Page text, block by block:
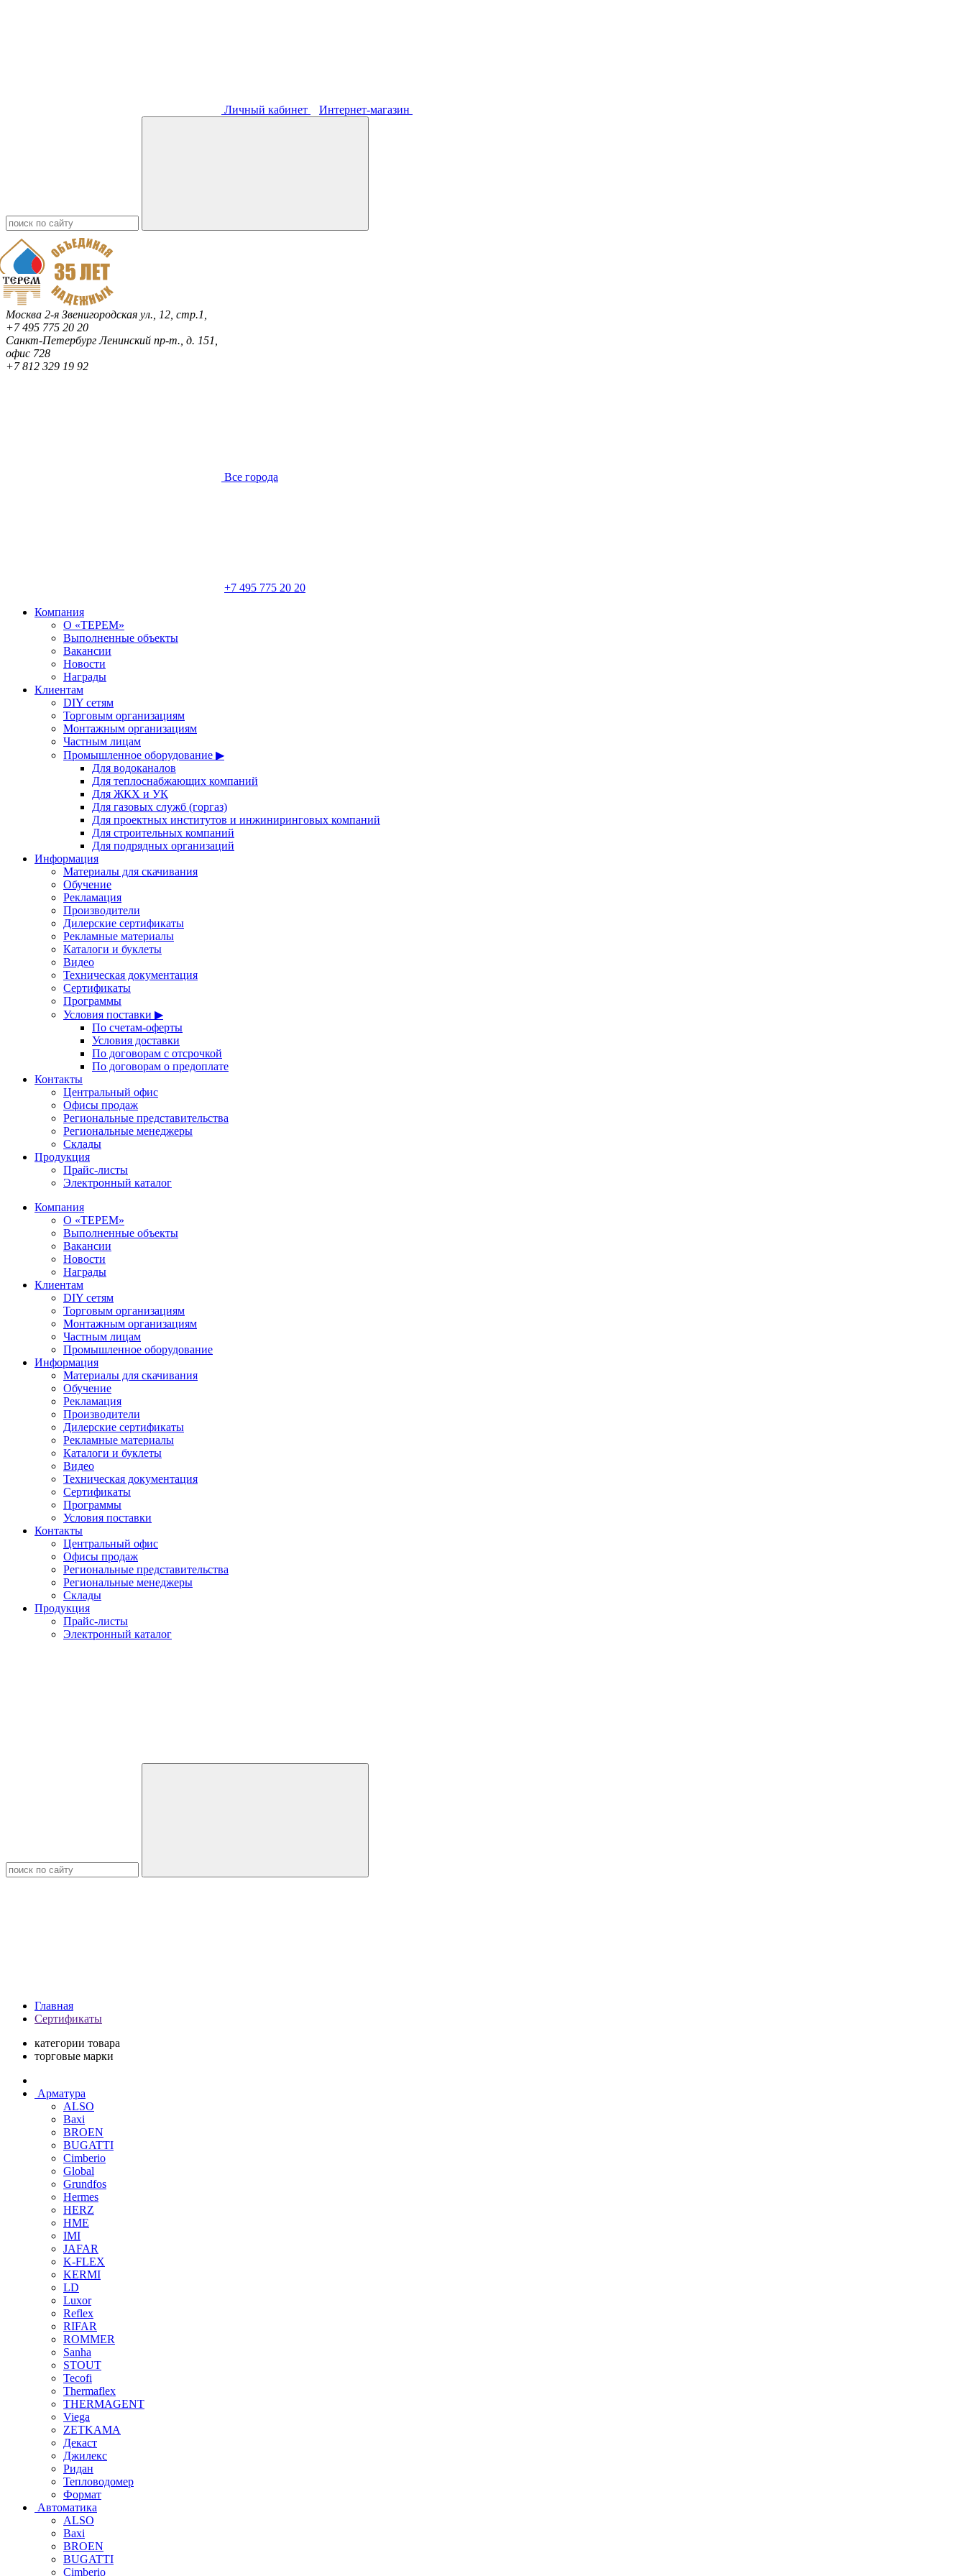
Личный кабинет Интернет-магазин
Москва 2-я Звенигородская ул., 12, стр.1,
+7 495 775 20 20
Санкт-ПетербургЛенинский пр-т., д. 151,
офис 728
+7 812 329 19 92
Все города
+7 495 775 20 20
Компания
О «ТЕРЕМ»
Выполненные объекты
Вакансии
Новости
Награды
Клиентам
DIY сетям
Торговым организациям
Монтажным организациям
Частным лицам
Промышленное оборудование ▶
Для водоканалов
Для теплоснабжающих компаний
Для ЖКХ и УК
Для газовых служб (горгаз)
Для проектных институтов и инжиниринговых компаний
Для строительных компаний
Для подрядных организаций
Информация
Материалы для скачивания
Обучение
Рекламация
Производители
Дилерские сертификаты
Рекламные материалы
Каталоги и буклеты
Видео
Техническая документация
Сертификаты
Программы
Условия поставки ▶
По счетам-оферты
Условия доставки
По договорам с отсрочкой
По договорам о предоплате
Контакты
Центральный офис
Офисы продаж
Региональные представительства
Региональные менеджеры
Склады
Продукция
Прайс-листы
Электронный каталог
Компания
О «ТЕРЕМ»
Выполненные объекты
Вакансии
Новости
Награды
Клиентам
DIY сетям
Торговым организациям
Монтажным организациям
Частным лицам
Промышленное оборудование
Информация
Материалы для скачивания
Обучение
Рекламация
Производители
Дилерские сертификаты
Рекламные материалы
Каталоги и буклеты
Видео
Техническая документация
Сертификаты
Программы
Условия поставки
Контакты
Центральный офис
Офисы продаж
Региональные представительства
Региональные менеджеры
Склады
Продукция
Прайс-листы
Электронный каталог
Главная
Сертификаты
категории товара
торговые марки
Арматура
ALSO
Baxi
BROEN
BUGATTI
Cimberio
Global
Grundfos
Hermes
HERZ
HME
IMI
JAFAR
K-FLEX
KERMI
LD
Luxor
Reflex
RIFAR
ROMMER
Sanha
STOUT
Tecofi
Thermaflex
THERMAGENT
Viega
ZETKAMA
Декаст
Джилекс
Ридан
Тепловодомер
Формат
Автоматика
ALSO
Baxi
BROEN
BUGATTI
Cimberio